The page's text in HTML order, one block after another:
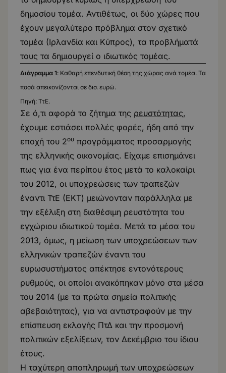
δημοσίου τομέα. Αντιθέτως, οι δύο χώρες που
έχουν μεγαλύτερο πρόβλημα στον σχετικό
τομέα (Ιρλανδία και Κύπρος), τα προβλήματά
τους τα δημιουργεί ο ιδιωτικός τομέας.
Διάγραμμα 1: Καθαρή επενδυτική θέση της χώρας ανά τομέα. Τα
ποσά απεικονίζονται σε δισ. ευρώ.
Πηγή: ΤτΕ.
Σε ό,τι αφορά το ζήτημα της ρευστότητας,
έχουμε εστιάσει πολλές φορές, ήδη από την
εποχή του 2ου προγράμματος προσαρμογής
της ελληνικής οικονομίας. Είχαμε επισημάνει
πως για ένα περίπου έτος μετά το καλοκαίρι
του 2012, οι υποχρεώσεις των τραπεζών
έναντι ΤτΕ (ΕΚΤ) μειώνονταν παράλληλα με
την εξέλιξη στη διαθέσιμη ρευστότητα του
εγχώριου ιδιωτικού τομέα. Μετά τα μέσα του
2013, όμως, η μείωση των υποχρεώσεων των
ελληνικών τραπεζών έναντι του
ευρωσυστήματος απέκτησε εντονότερους
ρυθμούς, οι οποίοι ανακόπηκαν μόνο στα μέσα
του 2014 (με τα πρώτα σημεία πολιτικής
αβεβαιότητας), για να αντιστραφούν με την
επίσπευση εκλογής ΠτΔ και την προσμονή
πολιτικών εξελίξεων, τον Δεκέμβριο του ίδιου
έτους.
Η ταχύτερη αποπληρωμή των υποχρεώσεων